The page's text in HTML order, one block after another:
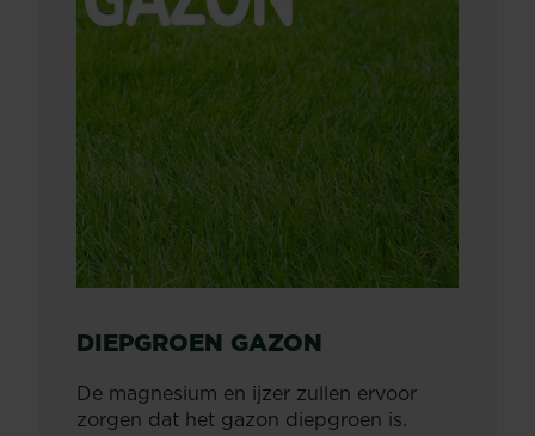
DIEPGROEN GAZON
De magnesium en ijzer zullen ervoor
zorgen dat het gazon diepgroen is.